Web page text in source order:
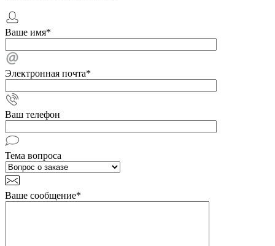
Ваше имя*
Электронная почта*
Ваш телефон
Тема вопроса
Ваше сообщение*